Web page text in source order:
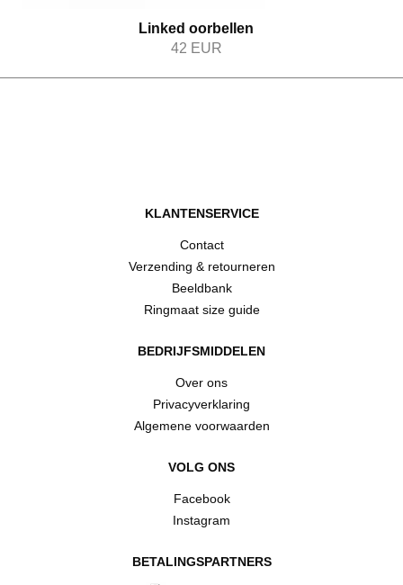
Linked oorbellen
42 EUR
KLANTENSERVICE
Contact
Verzending & retourneren
Beeldbank
Ringmaat size guide
BEDRIJFSMIDDELEN
Over ons
Privacyverklaring
Algemene voorwaarden
VOLG ONS
Facebook
Instagram
BETALINGSPARTNERS